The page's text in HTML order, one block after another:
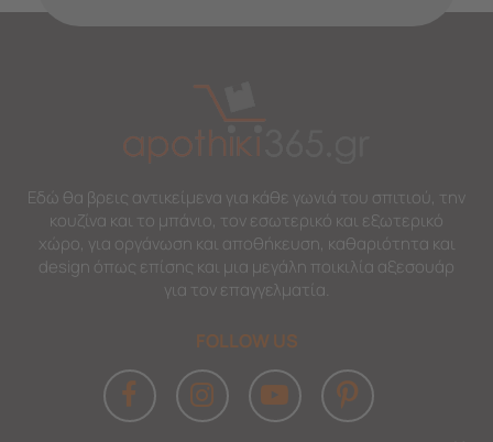
Εδώ θα βρεις αντικείμενα για κάθε γωνιά του σπιτιού, την
κουζίνα και το μπάνιο, τον εσωτερικό και εξωτερικό
χώρο, για οργάνωση και αποθήκευση, καθαριότητα και
design όπως επίσης και μια μεγάλη ποικιλία αξεσουάρ
για τον επαγγελματία.
FOLLOW US